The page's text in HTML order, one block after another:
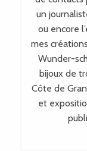
un
ou encore
mes
Wunder-
bijoux de
Côte de
et